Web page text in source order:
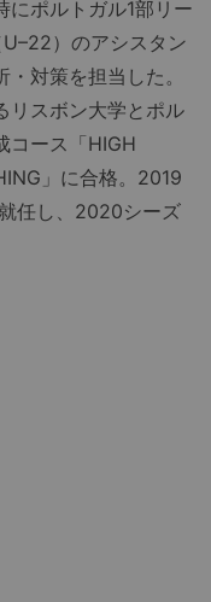
にポルトガル1部リー
）のアシスタン
対策を担当した。
リスボン大学とポル
コース「HIGH
」に合格。2019
任し、2020シーズ